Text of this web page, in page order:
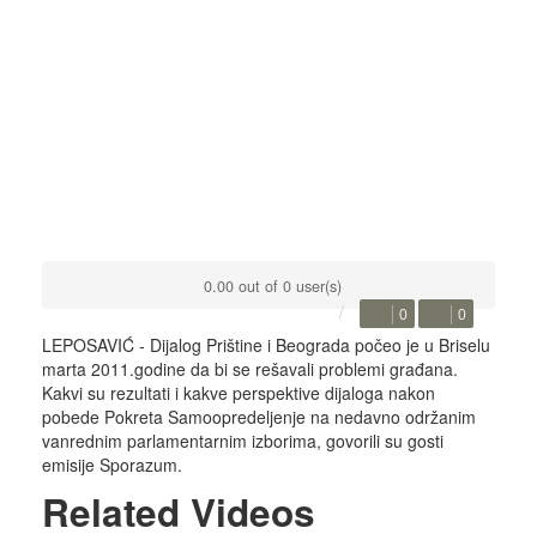
0.00 out of 0 user(s)
0 0
LEPOSAVIĆ - Dijalog Prištine i Beograda počeo je u Briselu
marta 2011.godine da bi se rešavali problemi građana.
Kakvi su rezultati i kakve perspektive dijaloga nakon
pobede Pokreta Samoopredeljenje na nedavno održanim
vanrednim parlamentarnim izborima, govorili su gosti
emisije Sporazum.
Related Videos